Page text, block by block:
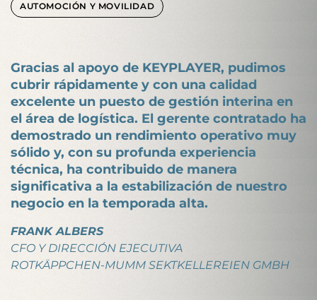
AUTOMOCIÓN Y MOVILIDAD
Gracias al apoyo de KEYPLAYER, pudimos
cubrir rápidamente y con una calidad
excelente un puesto de gestión interina en
el área de logística. El gerente contratado ha
demostrado un rendimiento operativo muy
sólido y, con su profunda experiencia
técnica, ha contribuido de manera
significativa a la estabilización de nuestro
negocio en la temporada alta.
FRANK ALBERS
CFO Y DIRECCIÓN EJECUTIVA
ROTKÄPPCHEN-MUMM SEKTKELLEREIEN GMBH